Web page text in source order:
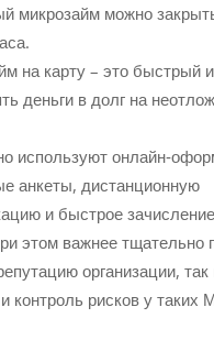
микрозайм можно
на карту – это быстрый
деньги в долг на
используют
анкеты, дистанционную
и быстрое
этом важнее тщательно
организации, так
контроль рисков у